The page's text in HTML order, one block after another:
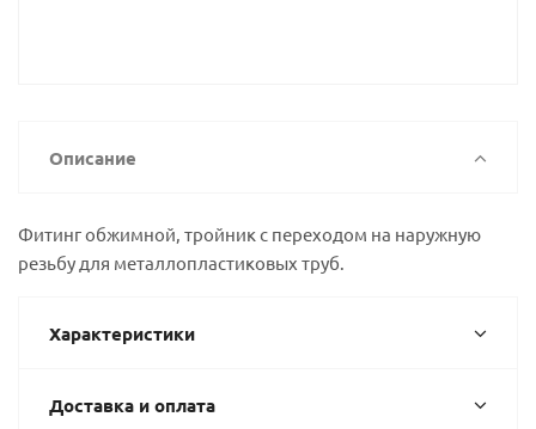
Описание
Фитинг обжимной, тройник с переходом на наружную
резьбу для металлопластиковых труб.
Характеристики
Доставка и оплата